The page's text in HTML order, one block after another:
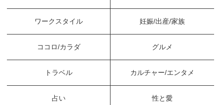
ワークスタイル 妊娠/出産/家族
ココロ/カラダ グルメ
トラベル カルチャー/エンタメ
占い 性と愛